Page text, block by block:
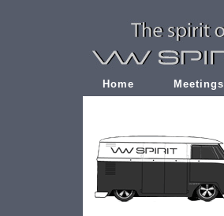
Home Meetings